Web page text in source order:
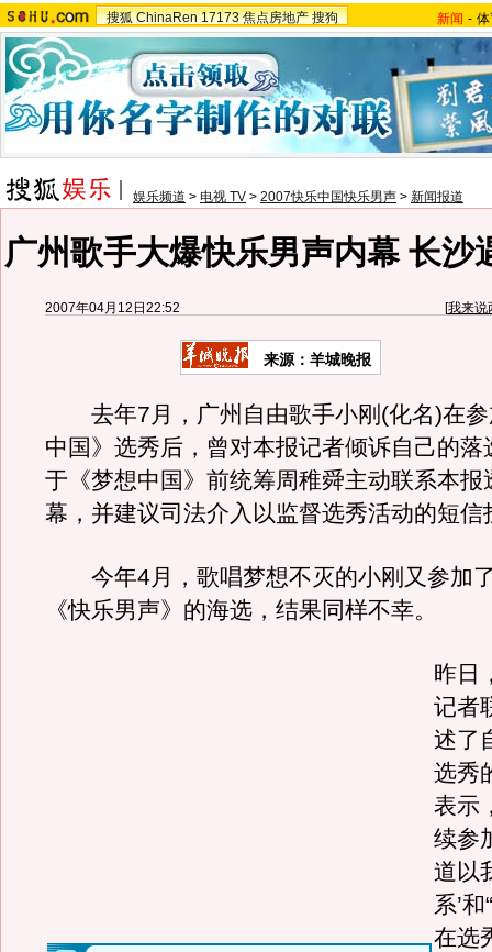
搜狐 ChinaRen 17173 焦点房地产 搜狗 新闻 -
娱乐频道 > 电视 TV > 2007快乐中国快乐男声 > 新闻报道
广州歌手大爆快乐男声内幕 长沙
2007年04月12日22:52 [我来说
来源：羊城晚报
去年7月，广州自由歌手小刚(化名)在参
中国》选秀后，曾对本报记者倾诉自己的落
于《梦想中国》前统筹周稚舜主动联系本报
幕，并建议司法介入以监督选秀活动的短信
今年4月，歌唱梦想不灭的小刚又参加
《快乐男声》的海选，结果同样不幸。
昨日
记者
述了
选秀
表示
续参
道以
系’
在选